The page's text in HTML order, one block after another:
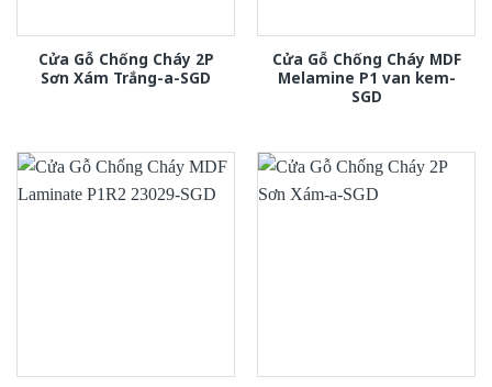
Cửa Gỗ Chống Cháy 2P
Sơn Xám Trắng-a-SGD
Cửa Gỗ Chống Cháy MDF
Melamine P1 van kem-
SGD